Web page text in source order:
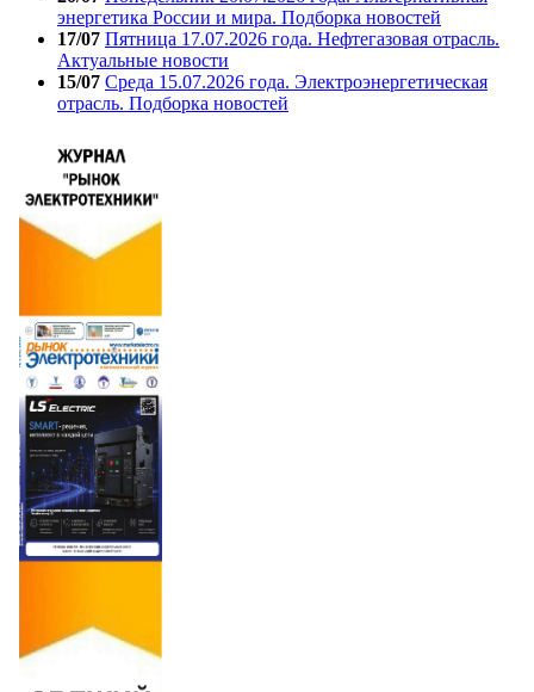
энергетика России и мира. Подборка новостей
17/07 Пятница 17.07.2026 года. Нефтегазовая отрасль.
Актуальные новости
15/07 Среда 15.07.2026 года. Электроэнергетическая
отрасль. Подборка новостей